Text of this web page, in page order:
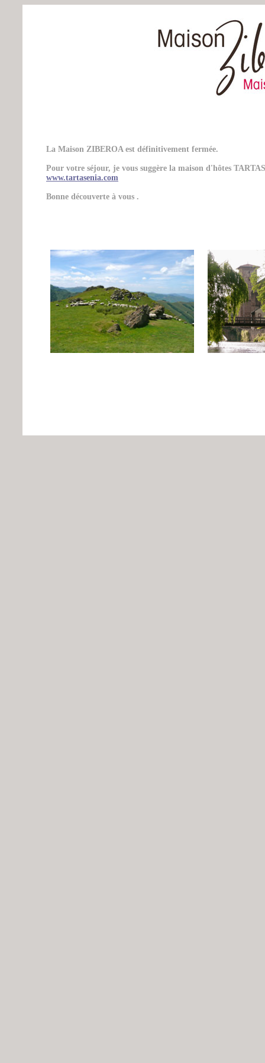
La Maison ZIBEROA est définitivement fermée.
Pour votre séjour, je vous suggère la maison d'hôtes
www.tartasenia.com
Bonne découverte à vous .